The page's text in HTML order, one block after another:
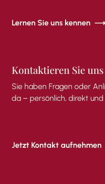
Lernen Sie uns kennen
Kontaktieren Sieuns
Sie haben Fragen oder
da – persönlich, direkt und
Jetzt Kontakt aufnehmen